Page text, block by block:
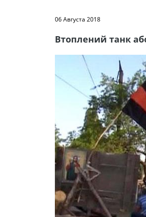
06 Августа 2018
Втоплений танк